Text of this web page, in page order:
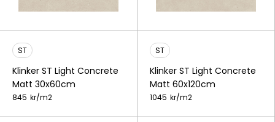
ST
Klinker ST Light Concrete
Matt 30x60cm
845 kr/m2
ST
Klinker ST Light Concrete
Matt 60x120cm
1045 kr/m2